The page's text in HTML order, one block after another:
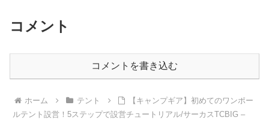
コメント
コメントを書き込む
ホーム テント
【キャンプギア】初めてのワンポー
ルテント設営！5ステップで設営チュートリアル/サーカスTCBIG –